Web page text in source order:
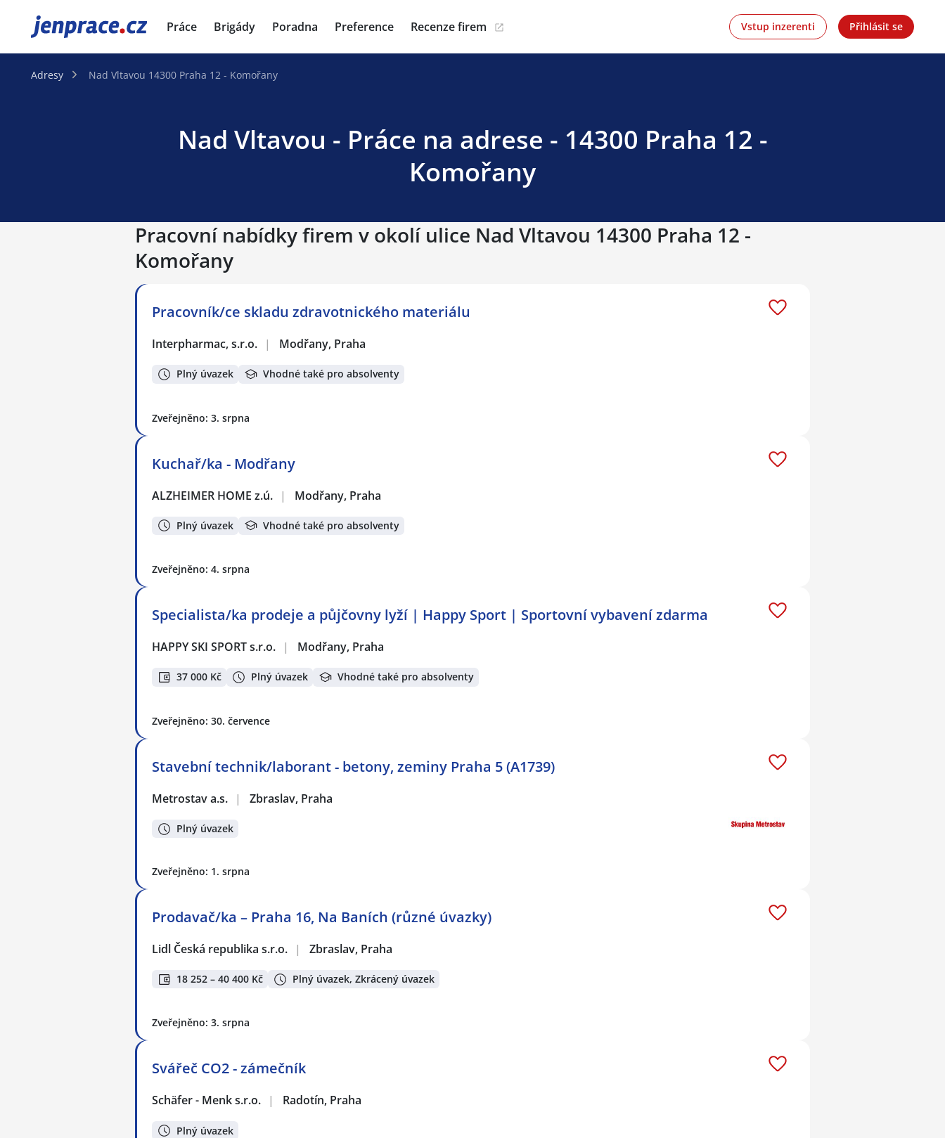
JenPráce.cz Práce Brigády Poradna Preference Recenze firem Vstup inzerenti Přihlásit se
Adresy Nad Vltavou 14300 Praha 12 - Komořany
Nad Vltavou - Práce na adrese - 14300 Praha 12 -
Komořany
Pracovní nabídky firem v okolí ulice Nad Vltavou 14300 Praha 12 -
Komořany
Pracovník/ce skladu zdravotnického materiálu
Interpharmac, s.r.o. | Modřany, Praha
Plný úvazek Vhodné také pro absolventy
Zveřejněno: 3. srpna
Kuchař/ka - Modřany
ALZHEIMER HOME z.ú. | Modřany, Praha
Plný úvazek Vhodné také pro absolventy
Zveřejněno: 4. srpna
Specialista/ka prodeje a půjčovny lyží | Happy Sport | Sportovní vybavení zdarma
HAPPY SKI SPORT s.r.o. | Modřany, Praha
37 000 Kč Plný úvazek Vhodné také pro absolventy
Zveřejněno: 30. července
Stavební technik/laborant - betony, zeminy Praha 5 (A1739)
Metrostav a.s. | Zbraslav, Praha
Plný úvazek
Zveřejněno: 1. srpna
Prodavač/ka – Praha 16, Na Baních (různé úvazky)
Lidl Česká republika s.r.o. | Zbraslav, Praha
18 252 – 40 400 Kč Plný úvazek, Zkrácený úvazek
Zveřejněno: 3. srpna
Svářeč CO2 - zámečník
Schäfer - Menk s.r.o. | Radotín, Praha
Plný úvazek